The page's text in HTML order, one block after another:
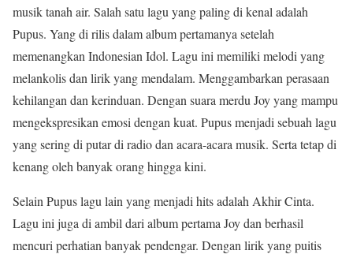
musik tanah air. Salah satu lagu yang paling di kenal adalah
Pupus. Yang di rilis dalam album pertamanya setelah
memenangkan Indonesian Idol. Lagu ini memiliki melodi yang
melankolis dan lirik yang mendalam. Menggambarkan perasaan
kehilangan dan kerinduan. Dengan suara merdu Joy yang mampu
mengekspresikan emosi dengan kuat. Pupus menjadi sebuah lagu
yang sering di putar di radio dan acara-acara musik. Serta tetap di
kenang oleh banyak orang hingga kini.
Selain Pupus lagu lain yang menjadi hits adalah Akhir Cinta.
Lagu ini juga di ambil dari album pertama Joy dan berhasil
mencuri perhatian banyak pendengar. Dengan lirik yang puitis